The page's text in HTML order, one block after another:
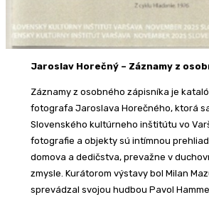
Jaroslav Horečný – Záznamy z
Záznamy z osobného zápisníka je
fotografa Jaroslava Horečného, ktorá
Slovenského kultúrneho inštitútu vo
fotografie a objekty sú intímnou
domova a dedičstva, prevažne v
zmysle. Kurátorom výstavy bol Milan
sprevádzal svojou hudbou Pavol